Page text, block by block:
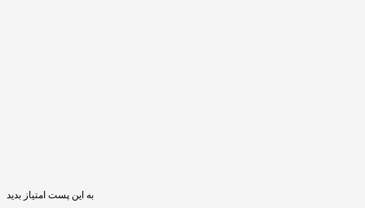
به این پست امتیاز بدید